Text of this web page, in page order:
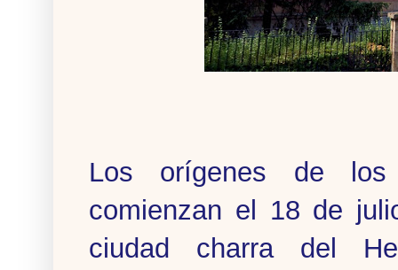
Los orígenes de los
comienzan el 18 de
ciudad charra del